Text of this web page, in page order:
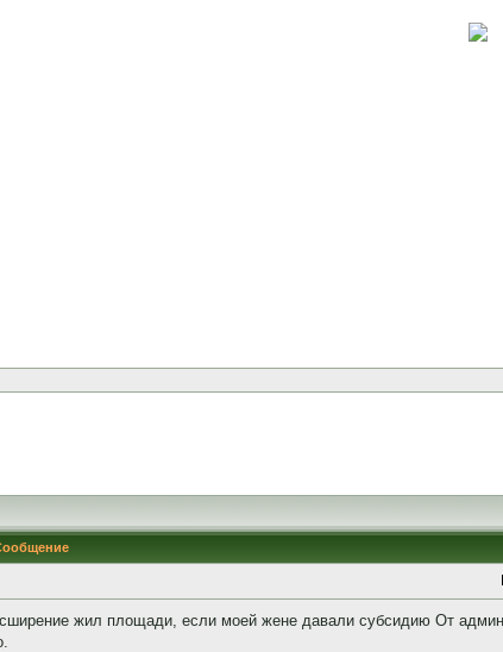
жил площади, если моей жене давали субсидию От